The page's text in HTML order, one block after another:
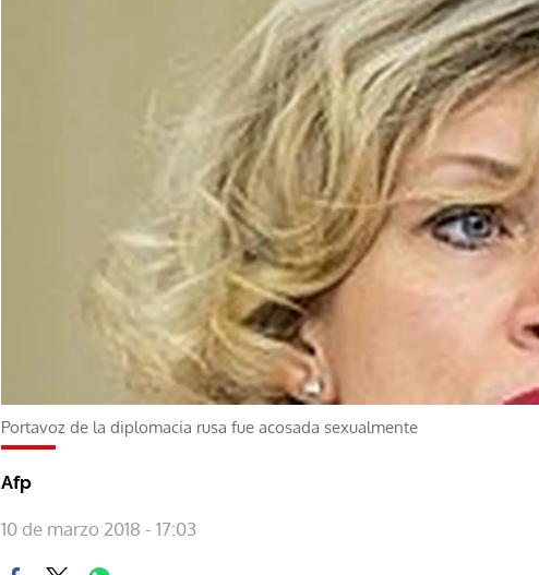
Portavoz de la diplomacia rusa fue acosada sexualmente
Afp
10 de marzo 2018 - 17:03